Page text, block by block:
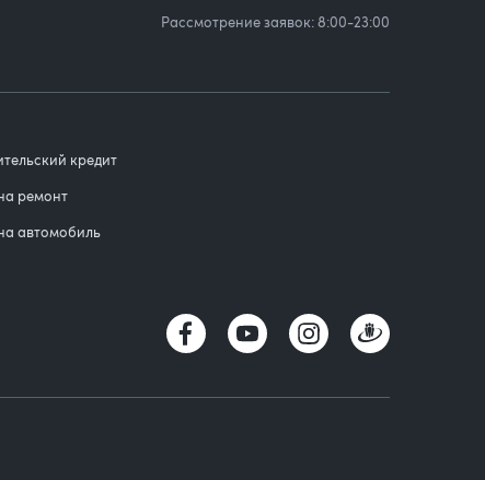
Рассмотрение заявок: 8:00-23:00
кредит
ремонт
автомобиль